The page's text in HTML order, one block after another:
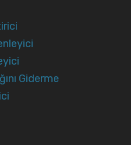
Giderme